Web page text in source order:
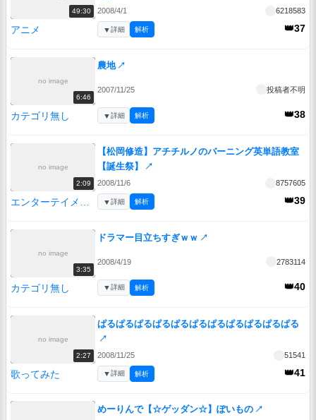
49:30 2008/4/1 6218583
アニメ 👑37
▼詳細 解析
no image
6:46
農地 ↗
2007/11/25 投稿者不明
カテゴリ無し 👑38
▼詳細 解析
no image
2:09
【松岡修造】アチチルノのバーニング英単語教室
【誕生祭】
↗
2008/11/6 8757605
👑39
▼詳細 解析
no image
3:35
ドラマー目立ちすぎｗｗ ↗
2008/4/19 2783114
カテゴリ無し 👑40
▼詳細 解析
no image
2:27
ぱるぱるぱるぱるぱるぱるぱるぱるぱるぱるぱる
↗
2008/11/25 51541
歌ってみた 👑41
▼詳細 解析
めーりんで【☆ゲッダン☆】ぽいもの ↗